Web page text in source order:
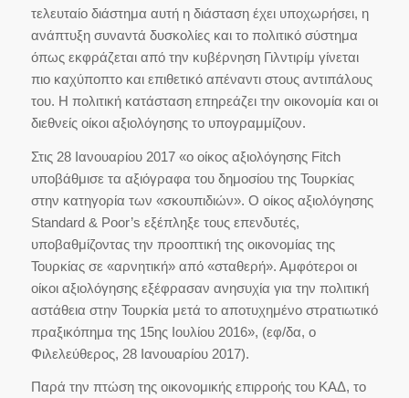
τελευταίο διάστημα αυτή η διάσταση έχει υποχωρήσει, η
ανάπτυξη συναντά δυσκολίες και το πολιτικό σύστημα
όπως εκφράζεται από την κυβέρνηση Γιλντιρίμ γίνεται
πιο καχύποπτο και επιθετικό απέναντι στους αντιπάλους
του. Η πολιτική κατάσταση επηρεάζει την οικονομία και οι
διεθνείς οίκοι αξιολόγησης το υπογραμμίζουν.
Στις 28 Ιανουαρίου 2017 «ο οίκος αξιολόγησης Fitch
υποβάθμισε τα αξιόγραφα του δημοσίου της Τουρκίας
στην κατηγορία των «σκουπιδιών». Ο οίκος αξιολόγησης
Standard & Poor’s εξέπληξε τους επενδυτές,
υποβαθμίζοντας την προοπτική της οικονομίας της
Τουρκίας σε «αρνητική» από «σταθερή». Αμφότεροι οι
οίκοι αξιολόγησης εξέφρασαν ανησυχία για την πολιτική
αστάθεια στην Τουρκία μετά το αποτυχημένο στρατιωτικό
πραξικόπημα της 15ης Ιουλίου 2016», (εφ/δα, ο
Φιλελεύθερος, 28 Ιανουαρίου 2017).
Παρά την πτώση της οικονομικής επιρροής του ΚΑΔ, το